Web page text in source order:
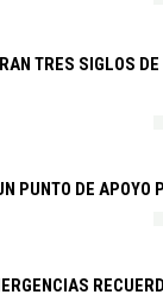
TRES SIGLOS
PUNTO DE